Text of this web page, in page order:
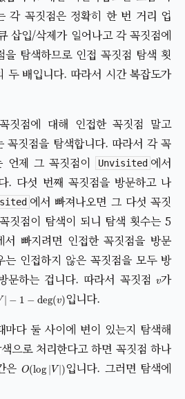
각 꼭짓점은 정확히 한 번 거리 업
삽입/삭제가 일어나고 각 꼭짓점에
을 탐색하므로 인접 꼭짓점 탐색 횟
두 배입니다. 따라서 시간 복잡도가
짓점에 대해 인접한 꼭짓점 말고
꼭짓점을 탐색합니다. 따라서 각 꼭
언제 그 꼭짓점이
Unvisited 에서
. 다섯 번째 꼭짓점을 방문하고 나
에서 빠져나오면 그 다섯 꼭짓
짓점이 탐색이 되니 탐색 횟수는 5
서 빠지려면 인접한 꼭짓점을 방문
는 인접하지 않은 꼭짓점을 모두 방
문하는 겁니다. 따라서 꼭짓점
가
입니다.
마다 둘 사이에 변이 있는지 탐색해
으로 처리한다고 하면 꼭짓점 하나
은
입니다. 그러면 탐색에